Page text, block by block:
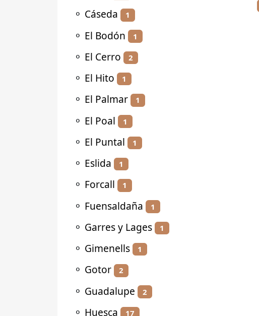
⚬ Cáseda 1
⚬ El Bodón 1
⚬ El Cerro 2
⚬ El Hito 1
⚬ El Palmar 1
⚬ El Poal 1
⚬ El Puntal 1
⚬ Eslida 1
⚬ Forcall 1
⚬ Fuensaldaña 1
⚬ Garres y Lages 1
⚬ Gimenells 1
⚬ Gotor 2
⚬ Guadalupe 2
⚬ Huesca 17